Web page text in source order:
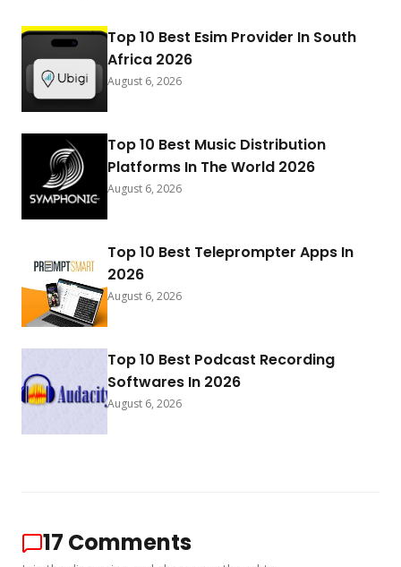
Top 10 Best Esim Provider In South
Africa 2026
August 6, 2026
Top 10 Best Music Distribution
Platforms In The World 2026
August 6, 2026
Top 10 Best Teleprompter Apps In
2026
August 6, 2026
Top 10 Best Podcast Recording
Softwares In 2026
August 6, 2026
17 Comments